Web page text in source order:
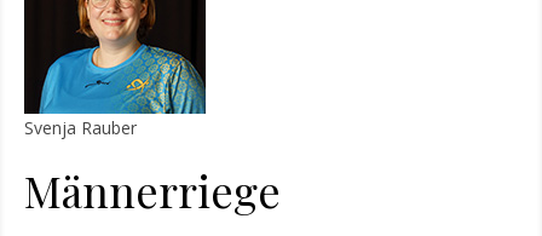
Svenja Rauber
Männerriege